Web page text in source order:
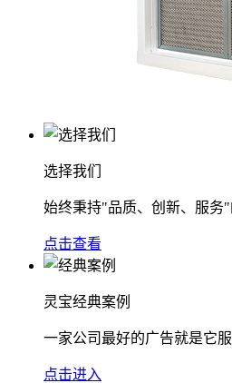
选择我们
始终秉持"品质、创新、服务
点击查看
灵宝经典案例
一家公司最好的广告就是它
点击进入